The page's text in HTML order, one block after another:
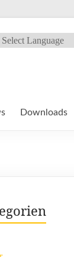
Downloads